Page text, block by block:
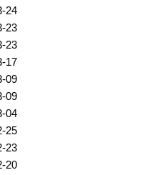
24
23
23
17
09
09
04
25
23
20